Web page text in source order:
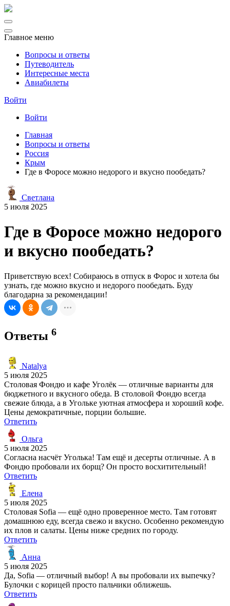
Главное меню
Вопросы и ответы
Путеводитель
Интересные места
Авиабилеты
Войти
Войти
Главная
Вопросы и ответы
Россия
Крым
Где в Форосе можно недорого и вкусно пообедать?
Светлана
5 июля 2025
Где в Форосе можно недорого
и вкусно пообедать?
Приветствую всех! Собираюсь в отпуск в Форос и хотела бы
узнать, где можно вкусно и недорого пообедать. Буду
благодарна за рекомендации!
Ответы 6
Natalya
5 июля 2025
Столовая Фондю и кафе Уголёк — отличные варианты для
бюджетного и вкусного обеда. В столовой Фондю всегда
свежие блюда, а в Угольке уютная атмосфера и хороший кофе.
Цены демократичные, порции большие.
Ответить
Ольга
5 июля 2025
Согласна насчёт Уголька! Там ещё и десерты отличные. А в
Фондю пробовали их борщ? Он просто восхитительный!
Ответить
Елена
5 июля 2025
Столовая Sofia — ещё одно проверенное место. Там готовят
домашнюю еду, всегда свежо и вкусно. Особенно рекомендую
их плов и салаты. Цены ниже средних по городу.
Ответить
Анна
5 июля 2025
Да, Sofia — отличный выбор! А вы пробовали их выпечку?
Булочки с корицей просто пальчики оближешь.
Ответить